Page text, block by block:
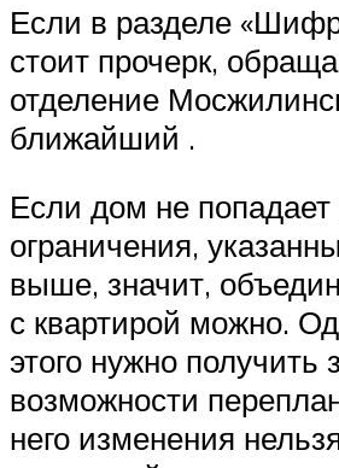
Если в разделе
стоит прочерк,
отделение
ближайший .
Если дом не попадает
ограничения,
выше, значит,
с квартирой можно.
этого нужно получить
возможности
него изменения